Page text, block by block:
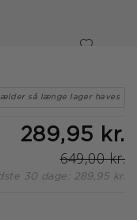
så længe lager haves
289,95 kr.
649,00 kr.
30 dage: 289,95 kr.